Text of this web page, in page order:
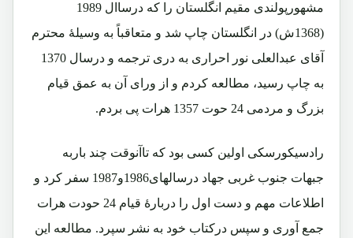
مشهورپولندی مقیم انگلستان را که درساال 1989
(1368ش) در انگلستان چاپ شد و متعاقباً به وسیلۀ محترم
آقای عبدالعلی نور احراری به دری ترجمه و درسال 1370
به چاپ رسید، مطالعه کردم و از ورای آن به عمق قیام
بزرگ و مردمی 24 حوت 1357 هرات پی بردم.
رادسیکورسکی اولین کسی بود که تاآنوقت چند باربه
جبهات جنوب غربی جهاد درسالهای1986و1987 سفر کرد و
اطلاعات مهم و دست اول را دربارۀ قیام 24 حودت هرات
جمع آوری و سپس درکتاب خود به نشر سپرد. مطالعه این